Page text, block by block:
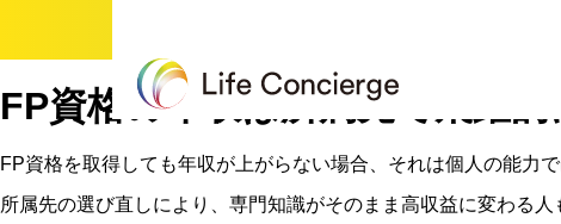
FP資格の年収は所属先で飛躍
FP資格を取得しても年収が上がらない場合、それは個人の能力
所属先の選び直しにより、専門知識がそのまま高収益に変わる人